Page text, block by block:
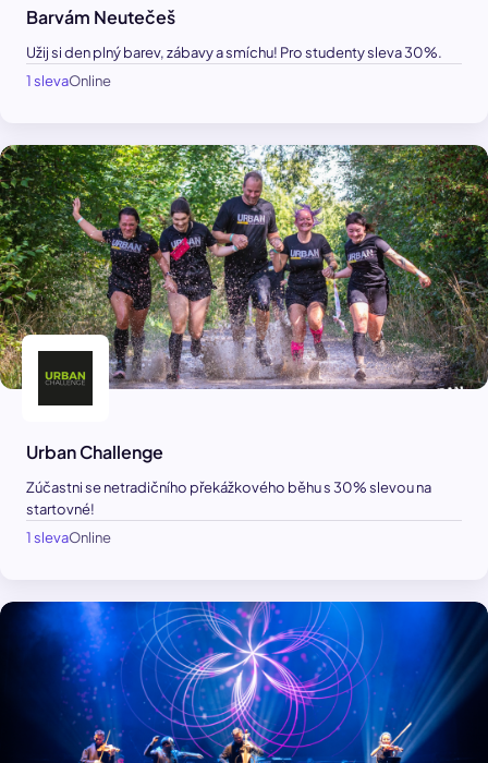
Barvám Neutečeš
Užij si den plný barev, zábavy a smíchu! Pro studenty sleva 30%.
1 slevaOnline
Urban Challenge
Zúčastni se netradičního překážkového běhu s 30% slevou na
startovné!
1 slevaOnline